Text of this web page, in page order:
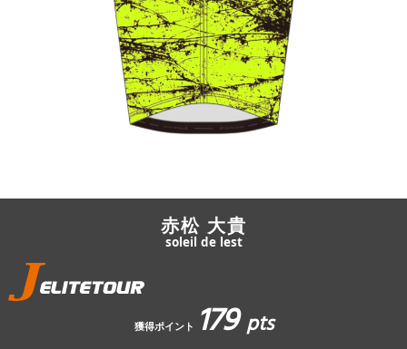
JBCF ROAD SERIESとは
赤松 大貴
soleil de lest
獲得ポイント 179pts